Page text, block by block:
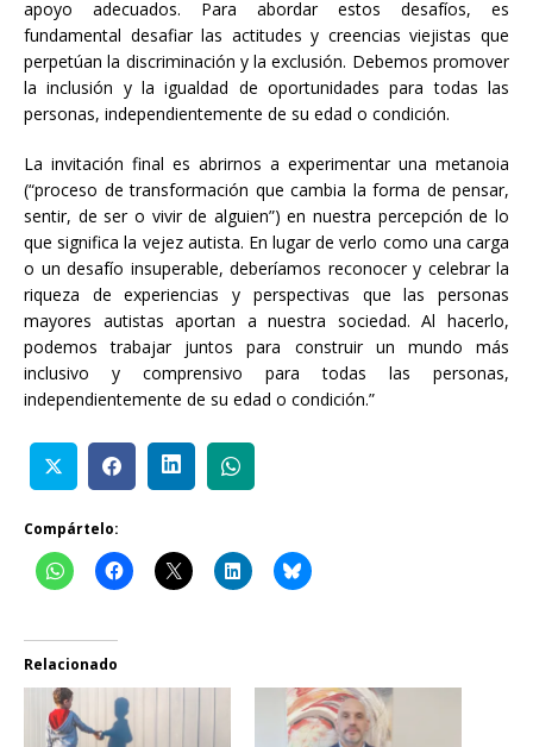
apoyo adecuados. Para abordar estos desafíos, es
fundamental desafiar las actitudes y creencias viejistas que
perpetúan la discriminación y la exclusión. Debemos promover
la inclusión y la igualdad de oportunidades para todas las
personas, independientemente de su edad o condición.
La invitación final es abrirnos a experimentar una metanoia
(“proceso de transformación que cambia la forma de pensar,
sentir, de ser o vivir de alguien”) en nuestra percepción de lo
que significa la vejez autista. En lugar de verlo como una carga
o un desafío insuperable, deberíamos reconocer y celebrar la
riqueza de experiencias y perspectivas que las personas
mayores autistas aportan a nuestra sociedad. Al hacerlo,
podemos trabajar juntos para construir un mundo más
inclusivo y comprensivo para todas las personas,
independientemente de su edad o condición.”
Compártelo:
Relacionado